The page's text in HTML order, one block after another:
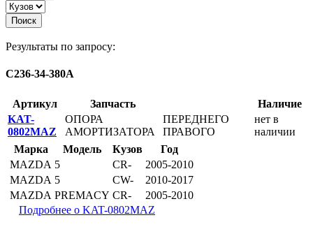
Поиск
Результаты по запросу:
C236-34-380A
Артикул Запчасть
Наличие
KAT-
0802MAZ
ОПОРА
АМОРТИЗАТОРА
ПЕРЕДНЕГО
ПРАВОГО
нет в
наличии
Марка
Модель Кузов
Год
MAZDA 5 CR-
2005-2010
MAZDA 5 CW-
2010-2017
MAZDA PREMACY CR-
2005-2010
Подробнее о KAT-0802MAZ